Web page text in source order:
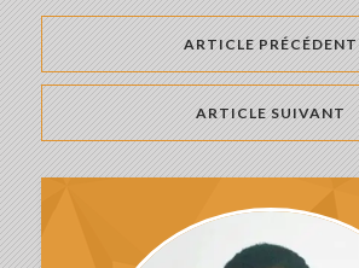
ARTICLE PRÉCÉDENT
ARTICLE SUIVANT